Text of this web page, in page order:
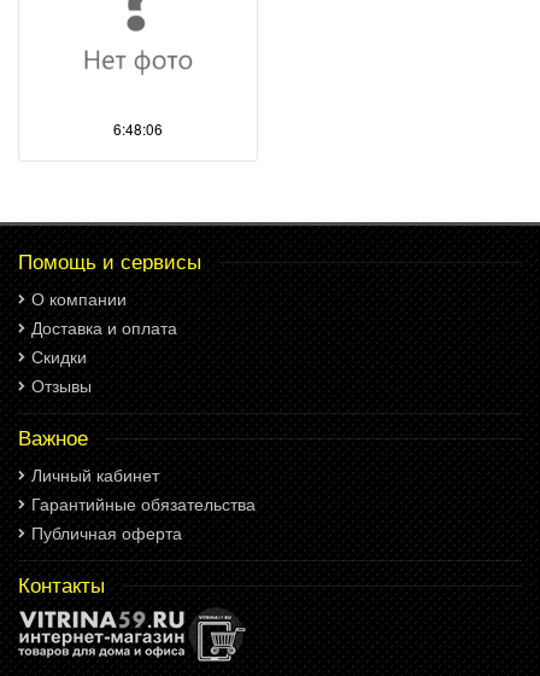
6:48:06
Помощь и сервисы
О компании
Доставка и оплата
Скидки
Отзывы
Важное
Личный кабинет
Гарантийные обязательства
Публичная оферта
Контакты